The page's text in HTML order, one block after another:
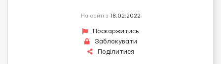
На сайті з 18.02.2022
Поскаржитись
Заблокувати
Поділитися